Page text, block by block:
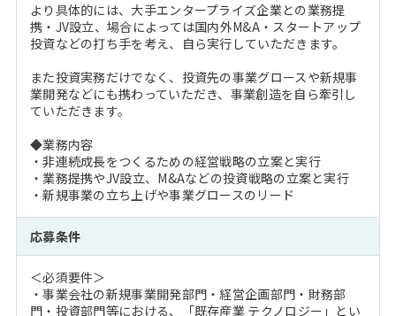
より具体的には、大手エンタープライズ企業との業務提
携・JV設立、場合によっては国内外M&A・スタートアップ
投資などの打ち手を考え、自ら実行していただきます。
また投資実務だけでなく、投資先の事業グロースや新規事
業開発などにも携わっていただき、事業創造を自ら牽引し
ていただきます。
◆業務内容
・非連続成長をつくるための経営戦略の立案と実行
・業務提携やJV設立、M&Aなどの投資戦略の立案と実行
・新規事業の立ち上げや事業グロースのリード
応募条件
＜必須要件＞
・事業会社の新規事業開発部門・経営企画部門・財務部
門・投資部門等における、「既存産業 テクノロジー」とい